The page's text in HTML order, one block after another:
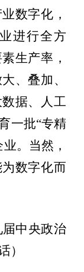
数字化，
进行全方
生产率，
、叠加、
据、人工
一批“专精
。当然，
数字化而
届中央政治
）